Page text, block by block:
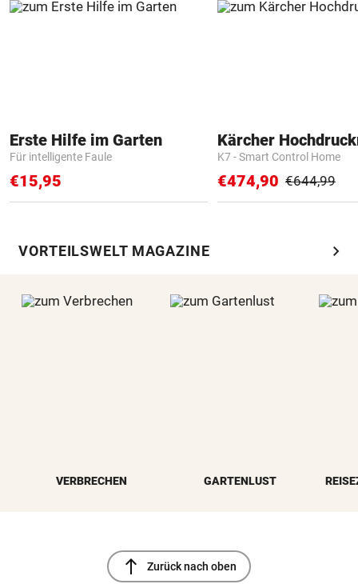
Erste Hilfe im Garten
Für intelligente Faule
€15,95
Kärcher
K7 - Smart Control Home
€474,90 €644,99
VORTEILSWELT MAGAZINE chevron_right
VERBRECHEN GARTENLUST
north Zurück nach oben